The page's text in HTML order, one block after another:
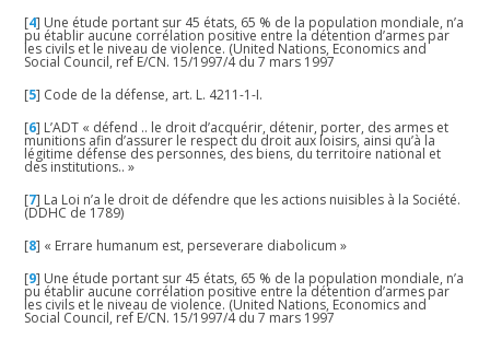
[4] Une étude portant sur 45 états, 65 % de la population mondiale, n’a
pu établir aucune corrélation positive entre la détention d’armes par
les civils et le niveau de violence. (United Nations, Economics and
Social Council, ref E/CN. 15/1997/4 du 7 mars 1997
[5] Code de la défense, art. L. 4211-1-I.
[6] L’ADT « défend .. le droit d’acquérir, détenir, porter, des armes et
munitions afin d’assurer le respect du droit aux loisirs, ainsi qu’à la
légitime défense des personnes, des biens, du territoire national et
des institutions.. »
[7] La Loi n’a le droit de défendre que les actions nuisibles à la Société.
(DDHC de 1789)
[8] « Errare humanum est, perseverare diabolicum »
[9] Une étude portant sur 45 états, 65 % de la population mondiale, n’a
pu établir aucune corrélation positive entre la détention d’armes par
les civils et le niveau de violence. (United Nations, Economics and
Social Council, ref E/CN. 15/1997/4 du 7 mars 1997